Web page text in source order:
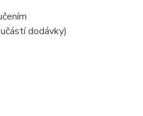
dodávky)